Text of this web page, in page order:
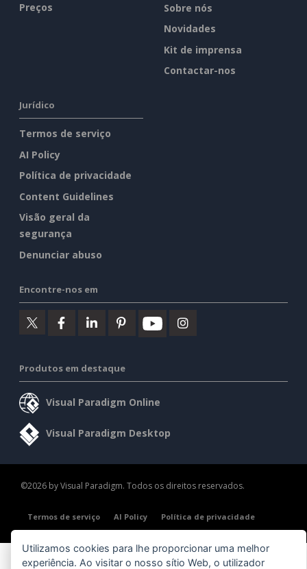
Preços
Sobre nós
Novidades
Kit de imprensa
Contactar-nos
Jurídico
Termos de serviço
AI Policy
Política de privacidade
Content Guidelines
Visão geral da
segurança
Denunciar abuso
Encontre-nos em
Produtos em destaque
Visual Paradigm Online
Visual Paradigm Desktop
©2026 by Visual Paradigm. Todos os direitos reservados.
Termos de serviço AI Policy
Política de privacidade
Utilizamos cookies para lhe proporcionar uma melhor
experiência. Ao visitar o nosso sítio Web, o utilizador